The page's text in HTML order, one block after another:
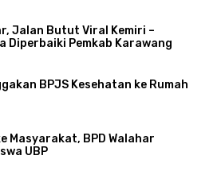
Jalan Butut Viral Kemiri –
Diperbaiki Pemkab Karawang
BPJS Kesehatan ke Rumah
Masyarakat, BPD Walahar
UBP